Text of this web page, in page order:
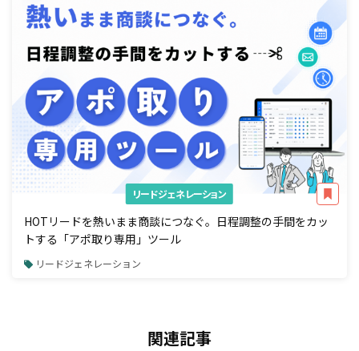
リードジェネレーション
HOTリードを熱いまま商談につなぐ。日程調整の手間をカッ
トする「アポ取り専用」ツール
リードジェネレーション
関連記事